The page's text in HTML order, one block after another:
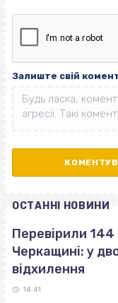
Залиште свій
ОСТАННІ НОВИНИ
Перевірили 144
Черкащині: у
відхилення
14:41